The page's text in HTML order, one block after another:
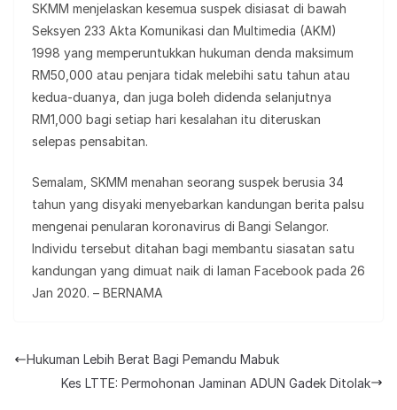
SKMM menjelaskan kesemua suspek disiasat di bawah
Seksyen 233 Akta Komunikasi dan Multimedia (AKM)
1998 yang memperuntukkan hukuman denda maksimum
RM50,000 atau penjara tidak melebihi satu tahun atau
kedua-duanya, dan juga boleh didenda selanjutnya
RM1,000 bagi setiap hari kesalahan itu diteruskan
selepas pensabitan.
Semalam, SKMM menahan seorang suspek berusia 34
tahun yang disyaki menyebarkan kandungan berita palsu
mengenai penularan koronavirus di Bangi Selangor.
Individu tersebut ditahan bagi membantu siasatan satu
kandungan yang dimuat naik di laman Facebook pada 26
Jan 2020. – BERNAMA
Hukuman Lebih Berat Bagi Pemandu Mabuk
Kes LTTE: Permohonan Jaminan ADUN Gadek Ditolak